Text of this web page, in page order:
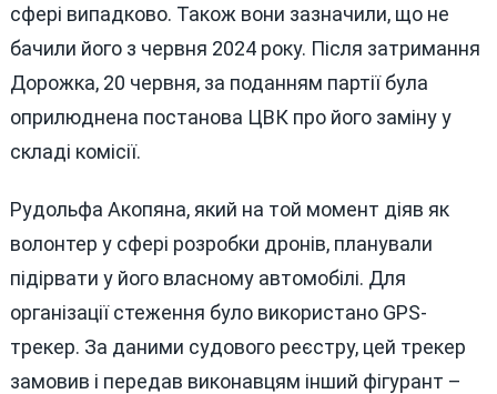
сфері випадково. Також вони зазначили, що не
бачили його з червня 2024 року. Після затримання
Дорожка, 20 червня, за поданням партії була
оприлюднена постанова ЦВК про його заміну у
складі комісії.
Рудольфа Акопяна, який на той момент діяв як
волонтер у сфері розробки дронів, планували
підірвати у його власному автомобілі. Для
організації стеження було використано GPS-
трекер. За даними судового реєстру, цей трекер
замовив і передав виконавцям інший фігурант –